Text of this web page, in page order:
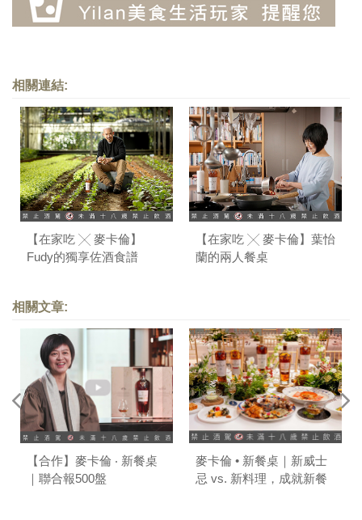
相關連結:
【在家吃 ╳ 麥卡倫】
Fudy的獨享佐酒食譜
【在家吃 ╳ 麥卡倫】葉怡
蘭的兩人餐桌
相關文章:
【合作】麥卡倫 ‧ 新餐桌
｜聯合報500盤
麥卡倫 • 新餐桌｜新威士
忌 vs. 新料理，成就新餐